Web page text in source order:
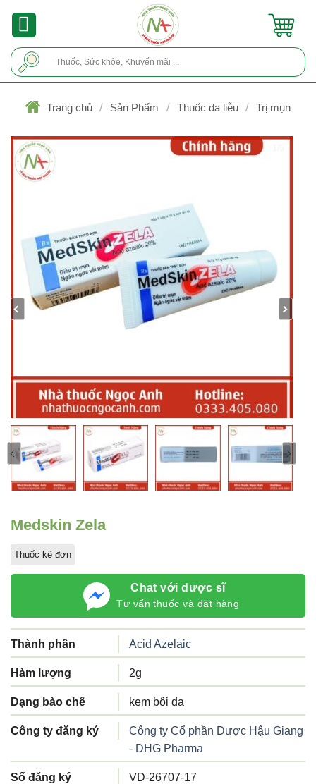
Trang chủ / Sản Phẩm / Thuốc da liễu / Trị mụn
Chat với dược sĩ
Tư vấn thuốc và đặt hàng
Medskin Zela
Thuốc kê đơn
Thành phần Acid Azelaic
Hàm lượng 2g
Dạng bào chế kem bôi da
Công ty đăng ký
Công ty Cổ phần Dược Hậu Giang
- DHG Pharma
Số đăng ký VD-26707-17